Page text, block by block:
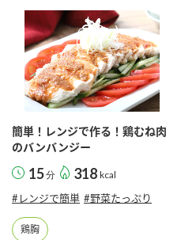
簡単！レンジで作る！鶏むね肉
のバンバンジー
15分 318 kcal
#レンジで簡単 #野菜たっぷり
鶏胸